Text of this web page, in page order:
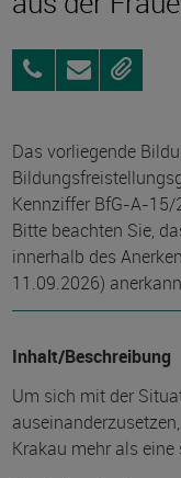
033477
51918
AnfragenMerken
Das vorliegende
Kennziffer BfG-A-
Bitte beachten Sie,
innerhalb des
11.09.2026)
Inhalt/Beschreibung
Um sich mit der
Krakau mehr als